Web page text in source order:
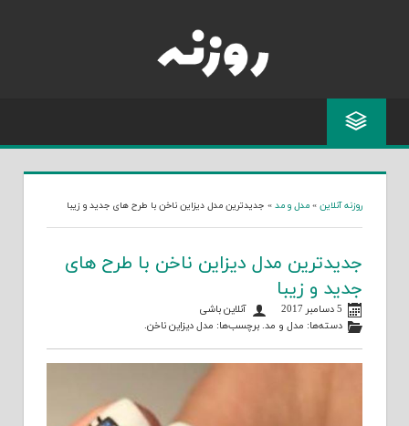
روزنه آنلاین » مدل و مد » جدیدترین مدل دیزاین ناخن با طرح های جدید و زیبا
جديدترين مدل ديزاين ناخن با طرح های
جدید و زیبا
5 دسامبر 2017
آنلاین باشی
دسته‌ها: مدل و مد. برچسب‌ها: مدل ديزاين ناخن.